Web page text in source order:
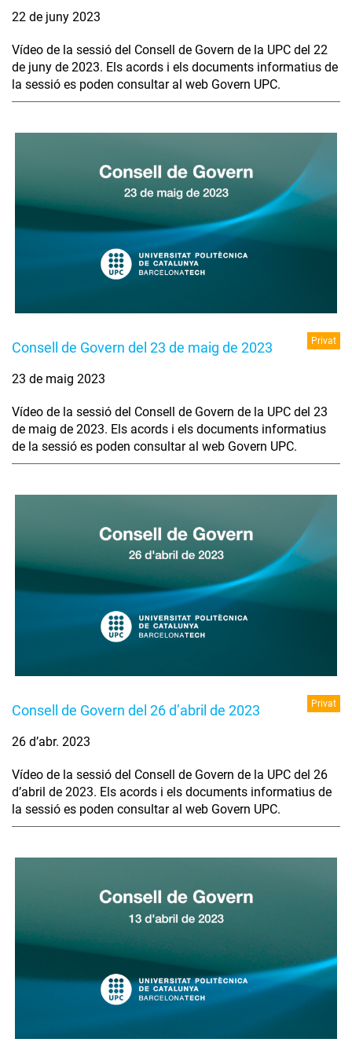
22 de juny 2023
Vídeo de la sessió del Consell de Govern de la UPC del 22
de juny de 2023. Els acords i els documents informatius de
la sessió es poden consultar al web Govern UPC.
Consell de Govern del 23 de maig de 2023 Privat
23 de maig 2023
Vídeo de la sessió del Consell de Govern de la UPC del 23
de maig de 2023. Els acords i els documents informatius
de la sessió es poden consultar al web Govern UPC.
Consell de Govern del 26 d’abril de 2023 Privat
26 d’abr. 2023
Vídeo de la sessió del Consell de Govern de la UPC del 26
d’abril de 2023. Els acords i els documents informatius de
la sessió es poden consultar al web Govern UPC.